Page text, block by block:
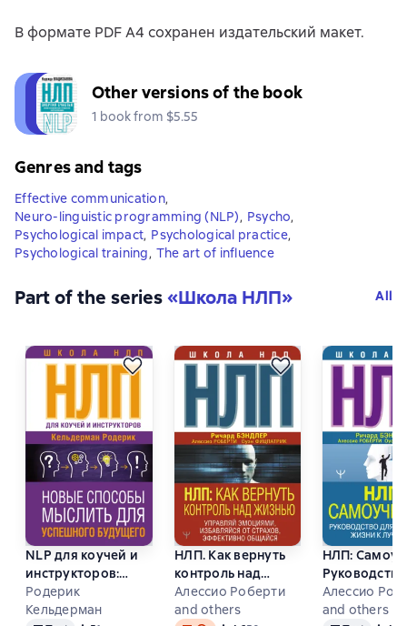
В формате PDF A4 сохранен издательский макет.
Other versions of the book
1 book from $5.55
Genres and tags
Effective communication,
Neuro-linguistic programming (NLP), Psycho,
Psychological impact, Psychological practice,
Psychological training, The art of influence
Part of the series«Школа НЛП» All
NLP для коучей и
инструкторов:
новые способы
мыслить для
Родерик
Кельдерман
НЛП. Как вернуть
контроль над
жизнью. Управляй
эмоциями,
Алессио Роберти
and others
НЛП:
изменения
к лучшему
Алессио
and others